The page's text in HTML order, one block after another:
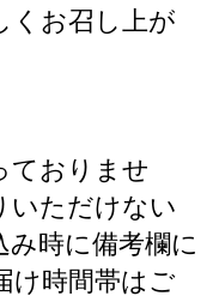
くお召し上が
ておりませ
いただけない
時に備考欄に
け時間帯はご